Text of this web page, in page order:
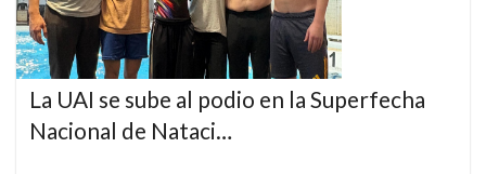
La UAI se sube al podio en la Superfecha
Nacional de Nataci…